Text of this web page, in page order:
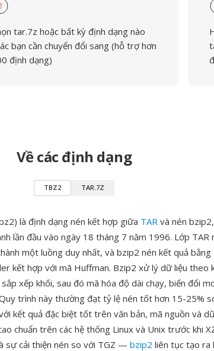
tar.7z hoặc bất kỳ định dạng nào
bạn cần chuyển đổi sang (hỗ trợ hơn
định dạng)
Về các định dạng
TBZ2 TAR.7Z
là định dạng nén kết hợp giữa TAR và nén
lần đầu vào ngày 18 tháng 7 năm 1996. Lớp TAR
một luồng duy nhất, và bzip2 nén kết quả
kết hợp với mã Huffman. Bzip2 xử lý dữ liệu theo
xếp khối, sau đó mã hóa độ dài chạy, biến đổi
trình này thường đạt tỷ lệ nén tốt hơn 15-25%
kết quả đặc biệt tốt trên văn bản, mã nguồn và
chuẩn trên các hệ thống Linux và Unix trước khi
sự cải thiện nén so với TGZ — bzip2 liên tục tạo ra